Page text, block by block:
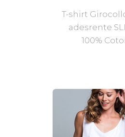
T-shirt
adesrente
100%